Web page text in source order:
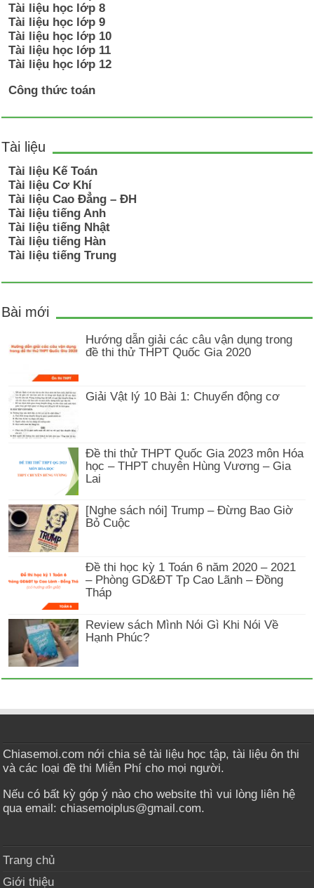
Tài liệu học lớp 8
Tài liệu học lớp 9
Tài liệu học lớp 10
Tài liệu học lớp 11
Tài liệu học lớp 12
Công thức toán
Tài liệu
Tài liệu Kế Toán
Tài liệu Cơ Khí
Tài liệu Cao Đẳng – ĐH
Tài liệu tiếng Anh
Tài liệu tiếng Nhật
Tài liệu tiếng Hàn
Tài liệu tiếng Trung
Bài mới
Hướng dẫn giải các câu vận dụng trong
đề thi thử THPT Quốc Gia 2020
Giải Vật lý 10 Bài 1: Chuyển động cơ
Đề thi thử THPT Quốc Gia 2023 môn Hóa
học – THPT chuyên Hùng Vương – Gia
Lai
[Nghe sách nói] Trump – Đừng Bao Giờ
Bỏ Cuộc
Đề thi học kỳ 1 Toán 6 năm 2020 – 2021
– Phòng GD&ĐT Tp Cao Lãnh – Đồng
Tháp
Review sách Mình Nói Gì Khi Nói Về
Hạnh Phúc?
Chiasemoi.com nới chia sẻ tài liệu học tập, tài liệu ôn thi
và các loại đề thi Miễn Phí cho mọi người.
Nếu có bất kỳ góp ý nào cho website thì vui lòng liên hệ
qua email: chiasemoiplus@gmail.com.
Trang chủ
Giới thiệu